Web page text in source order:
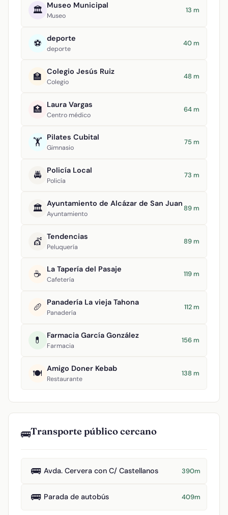
🏛️ Museo Municipal
Museo
13 m
⚽ deporte
deporte
40 m
🏫 Colegio Jesús Ruiz
Colegio
48 m
🏥 Laura Vargas
Centro médico
64 m
🏋️ Pilates Cubital
Gimnasio
75 m
🚔 Policía Local
Policía
73 m
🏛️ Ayuntamiento de Alcázar de San Juan
Ayuntamiento
89 m
💇 Tendencias
Peluquería
89 m
☕ La Tapería del Pasaje
Cafetería
119 m
🥖 Panadería La vieja Tahona
Panadería
112 m
💊 Farmacia García González
Farmacia
156 m
🍽️ Amigo Doner Kebab
Restaurante
138 m
🚌Transporte público cercano
🚌 Avda. Cervera con C/ Castellanos 390m
🚌 Parada de autobús 409m